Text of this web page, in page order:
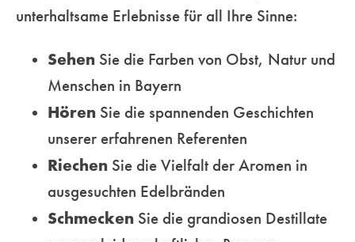
unterhaltsame Erlebnisse für all Ihre Sinne:
Sehen Sie die Farben von Obst, Natur und
Menschen in Bayern
Hören Sie die spannenden Geschichten
unserer erfahrenen Referenten
Riechen Sie die Vielfalt der Aromen in
ausgesuchten Edelbränden
Schmecken Sie die grandiosen Destillate
Erfahren Sie
die Essenz